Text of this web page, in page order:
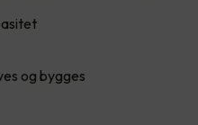
og bygges